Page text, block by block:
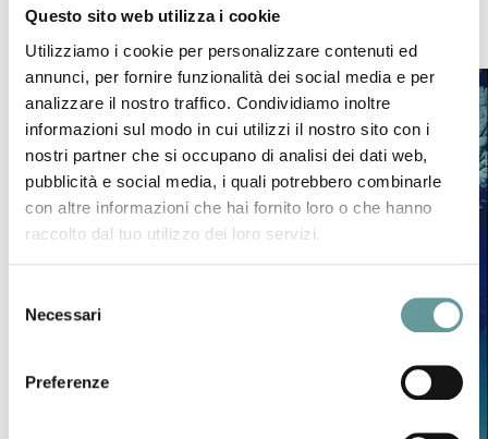
Questo sito web utilizza i cookie
Utilizziamo i cookie per personalizzare contenuti ed
annunci, per fornire funzionalità dei social media e per
analizzare il nostro traffico. Condividiamo inoltre
informazioni sul modo in cui utilizzi il nostro sito con i
nostri partner che si occupano di analisi dei dati web,
pubblicità e social media, i quali potrebbero combinarle
con altre informazioni che hai fornito loro o che hanno
raccolto dal tuo utilizzo dei loro servizi.
delNecessari
Preferenze
La sua densità è minore di 1000 kg/m3 e pertanto galleggia